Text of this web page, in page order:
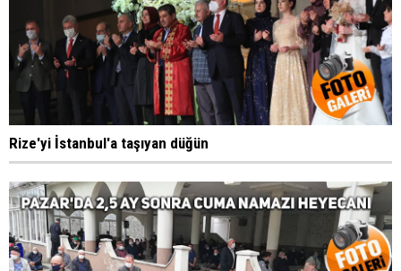
Rize'yi İstanbul'a taşıyan düğün